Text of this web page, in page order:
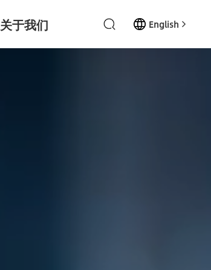
关于我们 English